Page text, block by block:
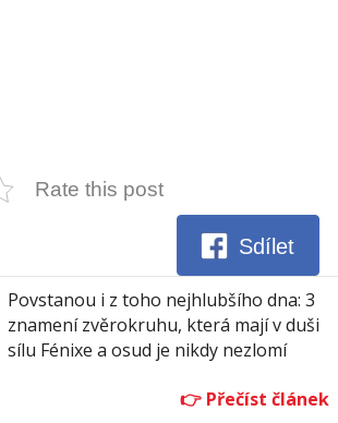
Rate this post
Sdílet
Povstanou i z toho nejhlubšího dna: 3
znamení zvěrokruhu, která mají v duši
sílu Fénixe a osud je nikdy nezlomí